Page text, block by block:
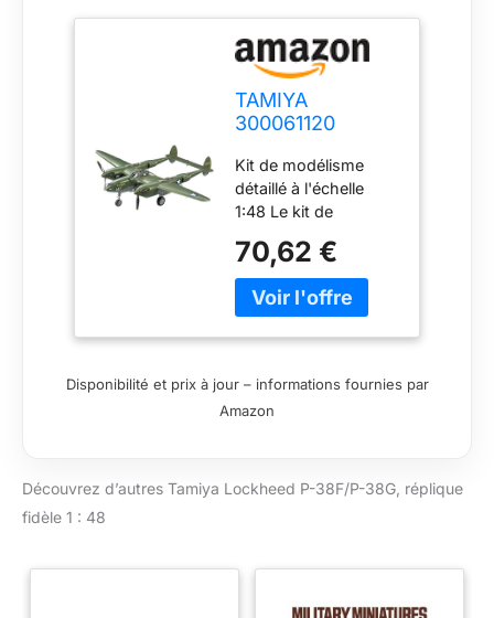
TAMIYA
300061120
P-38G Véhicule
1:48 US P-38 F/G
Lightning,
réplique fidèle à
l'original,
modélisme, kit
de Construction
en Plastique,
Loisirs, Collage,
Kit de modélisme
détaillé à l'échelle
1:48 Le kit de
qualité supérieure de
TAMIYA doit être
monté par vous-
notice de montage
étape par étape ou
instructions de
montage, les pièces
70,62 €
Disponibilité et prix à jour – informations fournies par
Amazon
Découvrez d’autres Tamiya Lockheed P-38F/P-38G, réplique
fidèle 1 : 48